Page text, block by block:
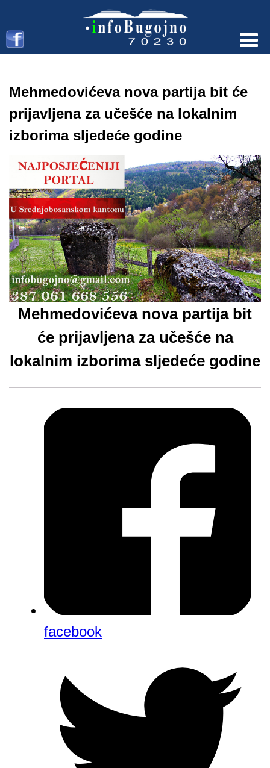
Mehmedovićeva nova partija bit će
prijavljena za učešće na lokalnim
izborima sljedeće godine
Mehmedovićeva nova partija bit
će prijavljena za učešće na
lokalnim izborima sljedeće godine
facebook